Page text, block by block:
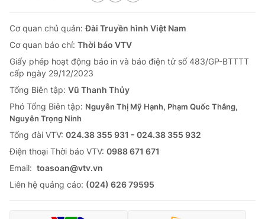
Cơ quan chủ quản:Đài Truyền hình Việt Nam
Cơ quan báo chí: Thời báo VTV
Giấy phép hoạt động báo in và báo điện tử số 483/GP-BTTTT
cấp ngày 29/12/2023
Tổng Biên tập: Vũ Thanh Thủy
Phó Tổng Biên tập: Nguyễn Thị Mỹ Hạnh, Phạm Quốc Thắng,
Nguyễn Trọng Ninh
Tổng đài VTV: 024.38 355 931 - 024.38 355 932
Ðiện thoại Thời báo VTV: 0988 671 671
Email: toasoan@vtv.vn
Liên hệ quảng cáo: (024) 626 79595